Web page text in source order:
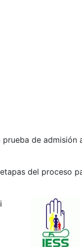
de admisión
del proceso